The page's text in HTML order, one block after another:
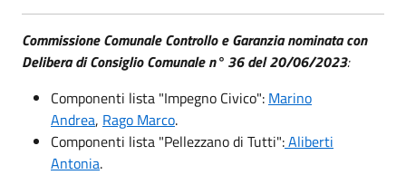
Commissione Comunale Controllo e Garanzia nominata con
Delibera di Consiglio Comunale n° 36 del 20/06/2023:
Componenti lista "Impegno Civico": Marino
Andrea, Rago Marco.
Componenti lista "Pellezzano di Tutti":Aliberti
Antonia.